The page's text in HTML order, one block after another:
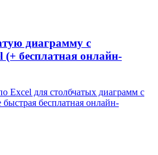
диаграмму с
(+ бесплатная онлайн-
Excel для столбчатых диаграмм с
бесплатная онлайн-